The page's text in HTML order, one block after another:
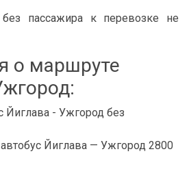
пассажира к перевозке не
о маршруте
Йиглава - Ужгород без
Йиглава — Ужгород 2800